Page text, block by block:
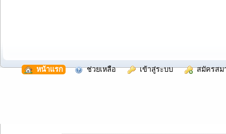
หน้าแรก ช่วยเหลือ เข้าสู่ระบบ สมัครสม